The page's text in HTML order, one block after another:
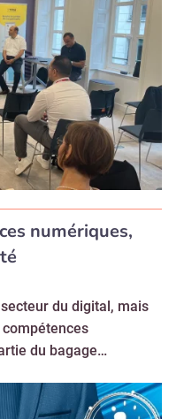
numériques,
du digital, mais
du bagage…